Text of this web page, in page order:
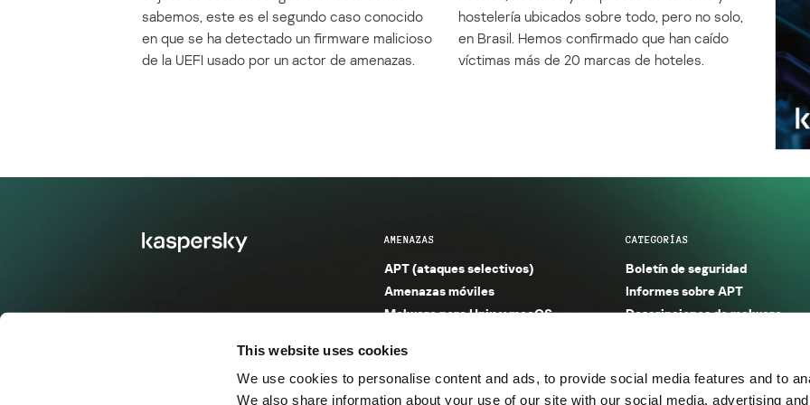
This website uses cookies
We use cookies to personalise content and ads, to provide social media features and to
We also share information about your use of our site with our social media, advertising
sabemos, este es el segundo caso conocido
en que se ha detectado un firmware malicioso
de la UEFI usado por un actor de amenazas.
hostelería ubicados sobre todo, pero no solo,
en Brasil. Hemos confirmado que han caído
víctimas más de 20 marcas de hoteles.
AMENAZAS
APT (ataques selectivos)
Amenazas móviles
Malware para Unix y macOS
Entorno seguro (IoT)
Amenazas financieras
CATEGORÍAS
Boletín de seguridad
Informes sobre APT
Descripciones de malware
Informes sobre spam y